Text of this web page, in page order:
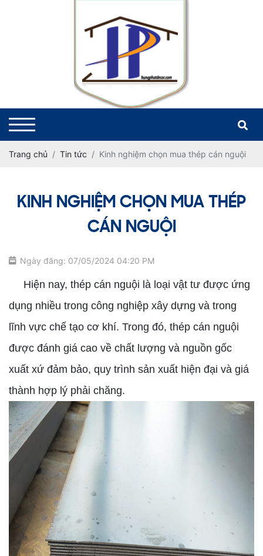
Trang chủ Tin tức Kinh nghiệm chọn mua thép cán nguội
KINH NGHIỆM CHỌN MUA THÉP
CÁN NGUỘI
Ngày đăng: 07/05/2024 04:20 PM
Hiện nay, thép cán nguội là loại vật tư được ứng
dụng nhiều trong công nghiệp xây dựng và trong
lĩnh vực chế tạo cơ khí. Trong đó, thép cán nguội
được đánh giá cao về chất lượng và nguồn gốc
xuất xứ đảm bảo, quy trình sản xuất hiện đại và giá
thành hợp lý phải chăng.